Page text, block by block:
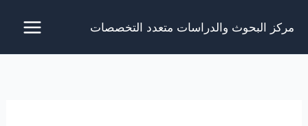
مركز البحوث والدراسات متعدد التخصصات